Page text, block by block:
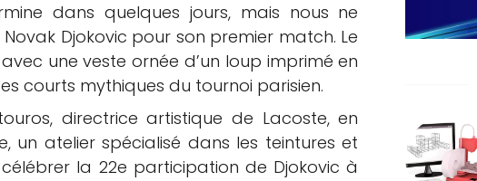
dans quelques jours, mais nous ne
Djokovic pour son premier match. Le
une veste ornée d’un loup imprimé en
courts mythiques du tournoi parisien.
directrice artistique de Lacoste, en
un atelier spécialisé dans les teintures et
la 22e participation de Djokovic à